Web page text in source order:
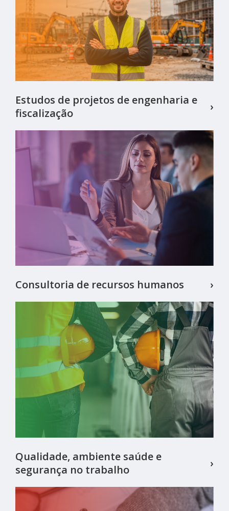
Estudos de projetos de engenharia e
fiscalização
›
Consultoria de recursos humanos ›
Qualidade, ambiente saúde e
segurança no trabalho
›